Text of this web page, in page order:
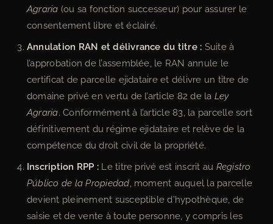
Agraria (ou sa fonction successeur) pour assurer le
consentement libre et éclairé.
Annulation RAN et délivrance du titre : Suite à
l’approbation de l’assemblée, le RAN annule le
certificat de parcelle ejidataire et délivre un titre de
domaine privé en vertu de l’article 82 de la Ley
Agraria. Conformément à l’article 83, la parcelle sort
définitivement du régime ejidataire et relève de la
compétence du droit civil de la propriété.
Inscription RPP : Le titre privé est inscrit au Registro
Público de la Propiedad , moment auquel la parcelle
devient pleinement susceptible d’hypothèque, de
saisie et de vente à toute personne, y compris les